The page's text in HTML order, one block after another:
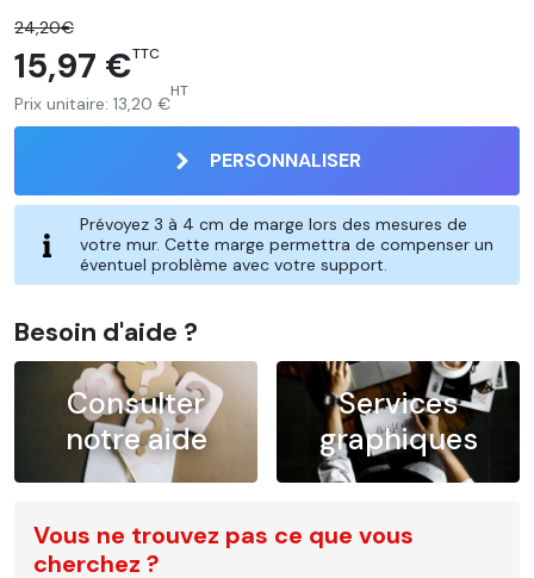
24,20€
15,97 €TTC
Prix unitaire: 13,20 €
HT
PERSONNALISER
Prévoyez 3 à 4 cm de marge lors des mesures de
votre mur. Cette marge permettra de compenser un
éventuel problème avec votre support.
Besoin d'aide ?
Consulter
notre aide
Services
graphiques
Vous ne trouvez pas ce que vous
cherchez ?